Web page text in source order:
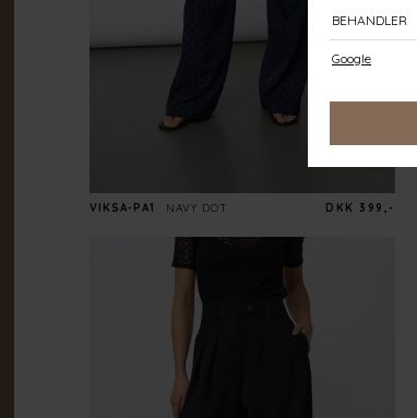
VIKSA-PA1 NAVY DOT DKK 399,-